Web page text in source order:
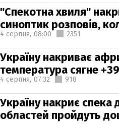
"Спекотна хвиля"
синоптик розповів,
4 серпня, 08:00 2351
Україну накриває
температура сягне
4 серпня, 07:32 918
Україну накриє спека
областей пройдуть